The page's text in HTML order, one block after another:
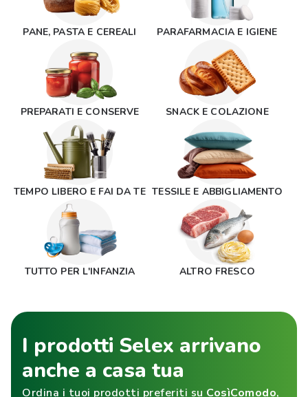
PANE, PASTA E CEREALI PARAFARMACIA E IGIENE
PREPARATI E CONSERVE SNACK E COLAZIONE
TEMPO LIBERO E FAI DA TE TESSILE E ABBIGLIAMENTO
TUTTO PER L'INFANZIA ALTRO FRESCO
I prodotti Selex arrivano
anche a casa tua
Ordina i tuoi prodotti preferiti su CosìComodo,